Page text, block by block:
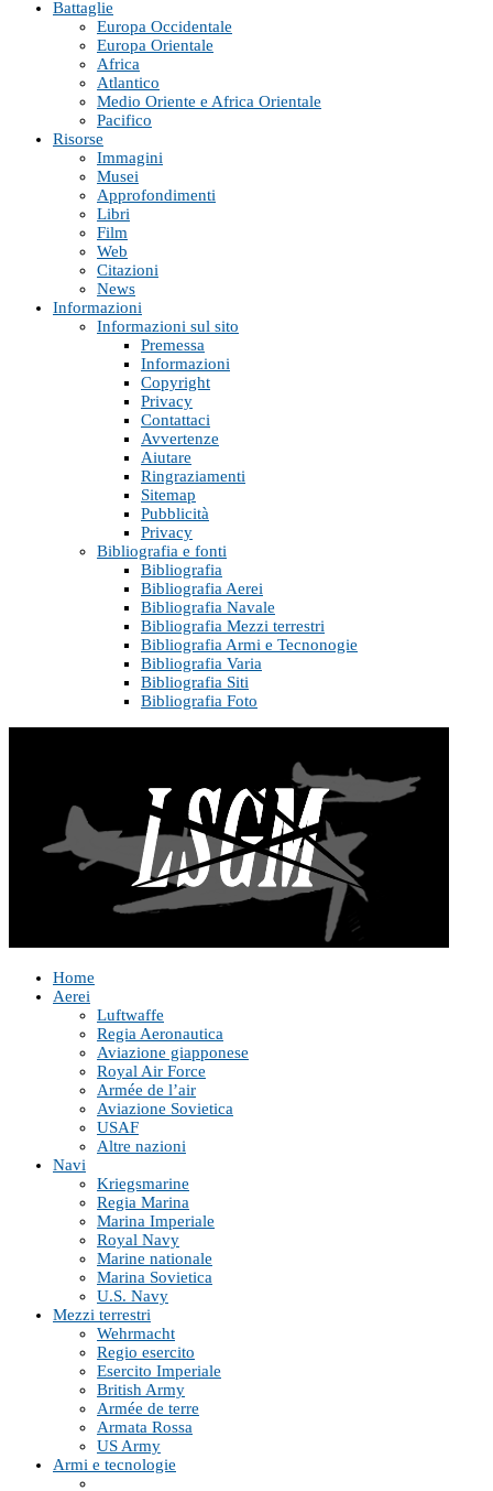
Battaglie
Europa Occidentale
Europa Orientale
Africa
Atlantico
Medio Oriente e Africa Orientale
Pacifico
Risorse
Immagini
Musei
Approfondimenti
Libri
Film
Web
Citazioni
News
Informazioni
Informazioni sul sito
Premessa
Informazioni
Copyright
Privacy
Contattaci
Avvertenze
Aiutare
Ringraziamenti
Sitemap
Pubblicità
Privacy
Bibliografia e fonti
Bibliografia
Bibliografia Aerei
Bibliografia Navale
Bibliografia Mezzi terrestri
Bibliografia Armi e Tecnonogie
Bibliografia Varia
Bibliografia Siti
Bibliografia Foto
Home
Aerei
Luftwaffe
Regia Aeronautica
Aviazione giapponese
Royal Air Force
Armée de l’air
Aviazione Sovietica
USAF
Altre nazioni
Navi
Kriegsmarine
Regia Marina
Marina Imperiale
Royal Navy
Marine nationale
Marina Sovietica
U.S. Navy
Mezzi terrestri
Wehrmacht
Regio esercito
Esercito Imperiale
British Army
Armée de terre
Armata Rossa
US Army
Armi e tecnologie